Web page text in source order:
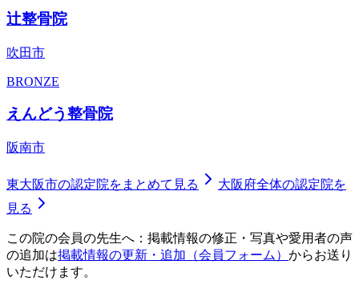
辻整骨院
吹田市
BRONZE
えんどう整骨院
阪南市
東大阪市の認定院をまとめて見る 大阪府全体の認定院を
見る
この院の会員の先生へ：掲載情報の修正・写真や愛用者の声
の追加は掲載情報の更新・追加（会員フォーム） からお送り
いただけます。